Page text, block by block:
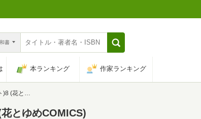
書
本ランキング 作家ランキング
COMICS)
とゆめCOMICS)